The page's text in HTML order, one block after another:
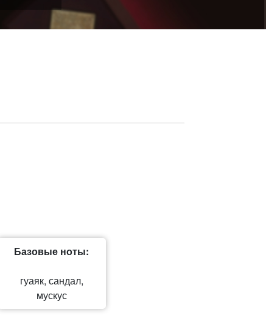
Базовые ноты:
гуаяк, сандал,
мускус